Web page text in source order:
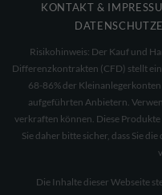
KONTAKT &
Risikohinweis: Der Kauf und
Differenzkontrakten (CFD) stellt
68-86% der
aufgeführten Anbietern.
verkraften können. Diese
Sie daher bitte sicher, dass Sie
Die Inhalte dieser Webseite